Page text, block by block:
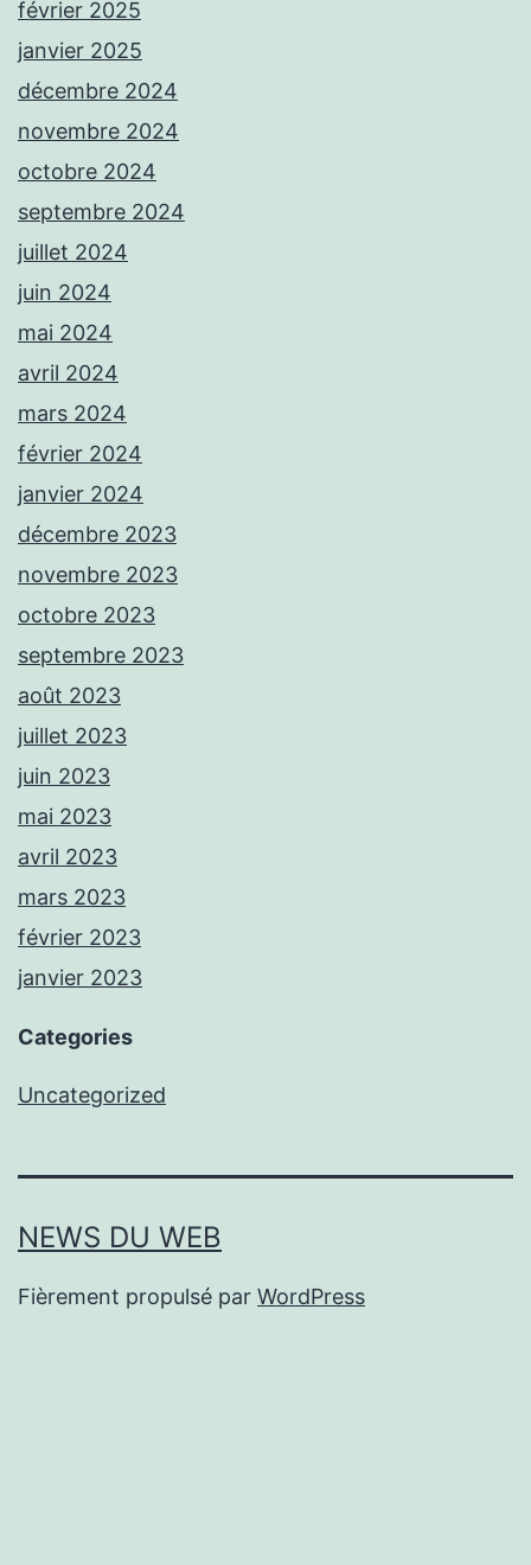
février 2025
janvier 2025
décembre 2024
novembre 2024
octobre 2024
septembre 2024
juillet 2024
juin 2024
mai 2024
avril 2024
mars 2024
février 2024
janvier 2024
décembre 2023
novembre 2023
octobre 2023
septembre 2023
août 2023
juillet 2023
juin 2023
mai 2023
avril 2023
mars 2023
février 2023
janvier 2023
Categories
Uncategorized
NEWS DU WEB
Fièrement propulsé par WordPress